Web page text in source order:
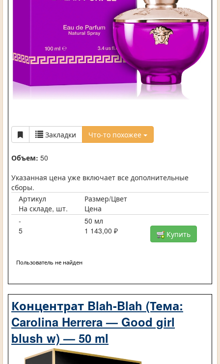
Закладки Что-то похожее
Объем: 50
Указанная цена уже включает все дополнительные
сборы.
Артикул
Размер/Цвет
На складе, шт.
Цена
-
50 мл
5
1 143,00 ₽ Купить
Пользователь не найден
Концентрат Blah-Blah (Тема:
Carolina Herrera — Good girl
blush w) — 50 ml